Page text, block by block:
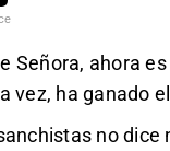
Señora, ahora
vez, ha ganado
no dice